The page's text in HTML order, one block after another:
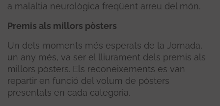
a malaltia neurològica freqüent arreu del món.
Premis als millors pòsters
Un dels moments més esperats de la Jornada,
un any més, va ser el lliurament dels premis als
millors pòsters. Els reconeixements es van
repartir en funció del volum de pòsters
presentats en cada categoria.